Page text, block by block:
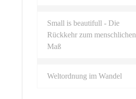
Small is beautifull - Die
Rückkehr zum menschlichen
Maß
Weltordnung im Wandel